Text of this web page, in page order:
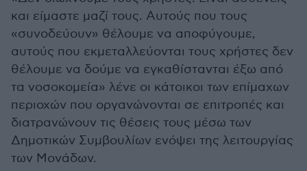
και είμαστε μαζί τους. Αυτούς που τους
«συνοδεύουν» θέλουμε να αποφύγουμε,
αυτούς που εκμεταλλεύονται τους χρήστες δεν
θέλουμε να δούμε να εγκαθίστανται έξω από
τα νοσοκομεία» λένε οι κάτοικοι των επίμαχων
περιοχών που οργανώνονται σε επιτροπές και
διατρανώνουν τις θέσεις τους μέσω των
Δημοτικών Συμβουλίων ενόψει της λειτουργίας
των Μονάδων.